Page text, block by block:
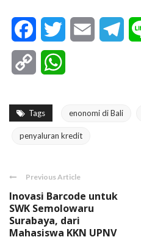
FacebookTwitter Email
Copy
Tags enonomi di Bali
penyaluran kredit
Previous Article
Inovasi Barcode untuk
SWK Semolowaru
Surabaya, dari
Mahasiswa KKN UPNV